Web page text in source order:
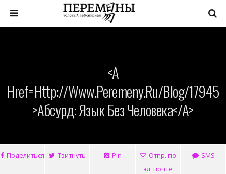
<a
Href=http://www.peremeny.ru/blog/17945
>Абсурд: Язык Без Человека</a>
Поделиться Твитнуть Pin
Отпр. по
эл. почте
SMS